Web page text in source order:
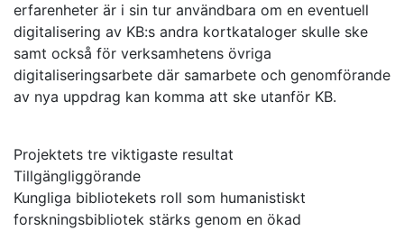
erfarenheter är i sin tur användbara om en eventuell
digitalisering av KB:s andra kortkataloger skulle ske
samt också för verksamhetens övriga
digitaliseringsarbete där samarbete och genomförande
av nya uppdrag kan komma att ske utanför KB.
Projektets tre viktigaste resultat
Tillgängliggörande
Kungliga bibliotekets roll som humanistiskt
forskningsbibliotek stärks genom en ökad